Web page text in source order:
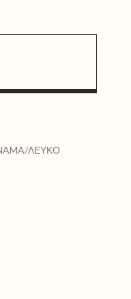
ΛΕΥΚΟ